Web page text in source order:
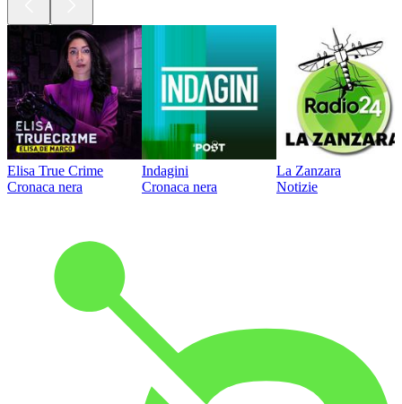
Elisa True Crime
Cronaca nera
Indagini
Cronaca nera
La Zanzara
Notizie